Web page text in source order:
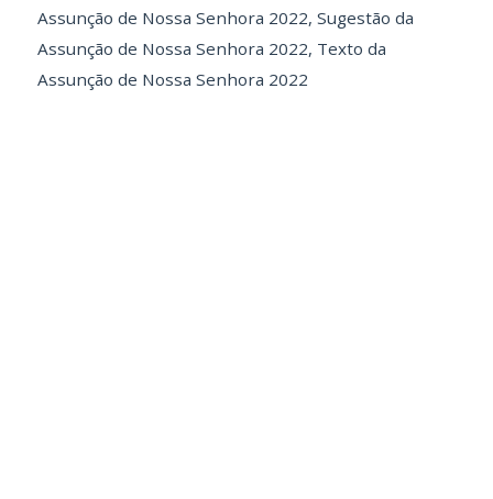
Assunção de Nossa Senhora 2022, Sugestão da
Assunção de Nossa Senhora 2022, Texto da
Assunção de Nossa Senhora 2022